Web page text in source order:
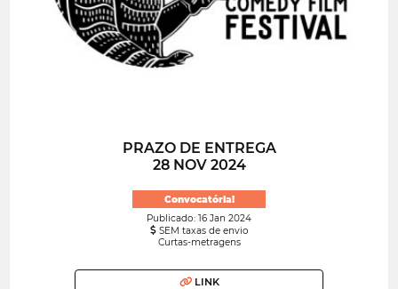
PRAZO DE ENTREGA
28 NOV 2024
Convocatória!
Publicado: 16 Jan 2024
SEM taxas de envio
Curtas-metragens
LINK